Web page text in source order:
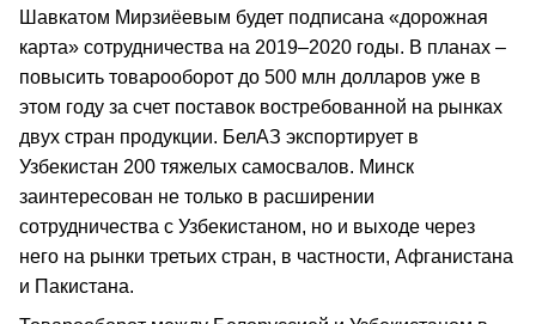
Шавкатом Мирзиёевым будет подписана «дорожная
карта» сотрудничества на 2019–2020 годы. В планах –
повысить товарооборот до 500 млн долларов уже в
этом году за счет поставок востребованной на рынках
двух стран продукции. БелАЗ экспортирует в
Узбекистан 200 тяжелых самосвалов. Минск
заинтересован не только в расширении
сотрудничества с Узбекистаном, но и выходе через
него на рынки третьих стран, в частности, Афганистана
и Пакистана.